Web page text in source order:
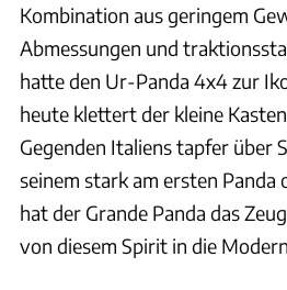
Kombination aus geringem
Abmessungen und
hatte den Ur-Panda 4x4 zur
heute klettert der kleine
Gegenden Italiens tapfer über
seinem stark am ersten
hat der Grande Panda das
von diesem Spirit in die